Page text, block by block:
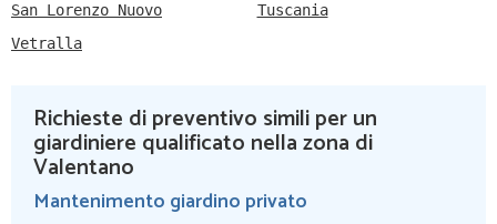
San Lorenzo Nuovo
Tuscania
Vetralla
Richieste di preventivo simili per un
giardiniere qualificato nella zona di
Valentano
Mantenimento giardino privato